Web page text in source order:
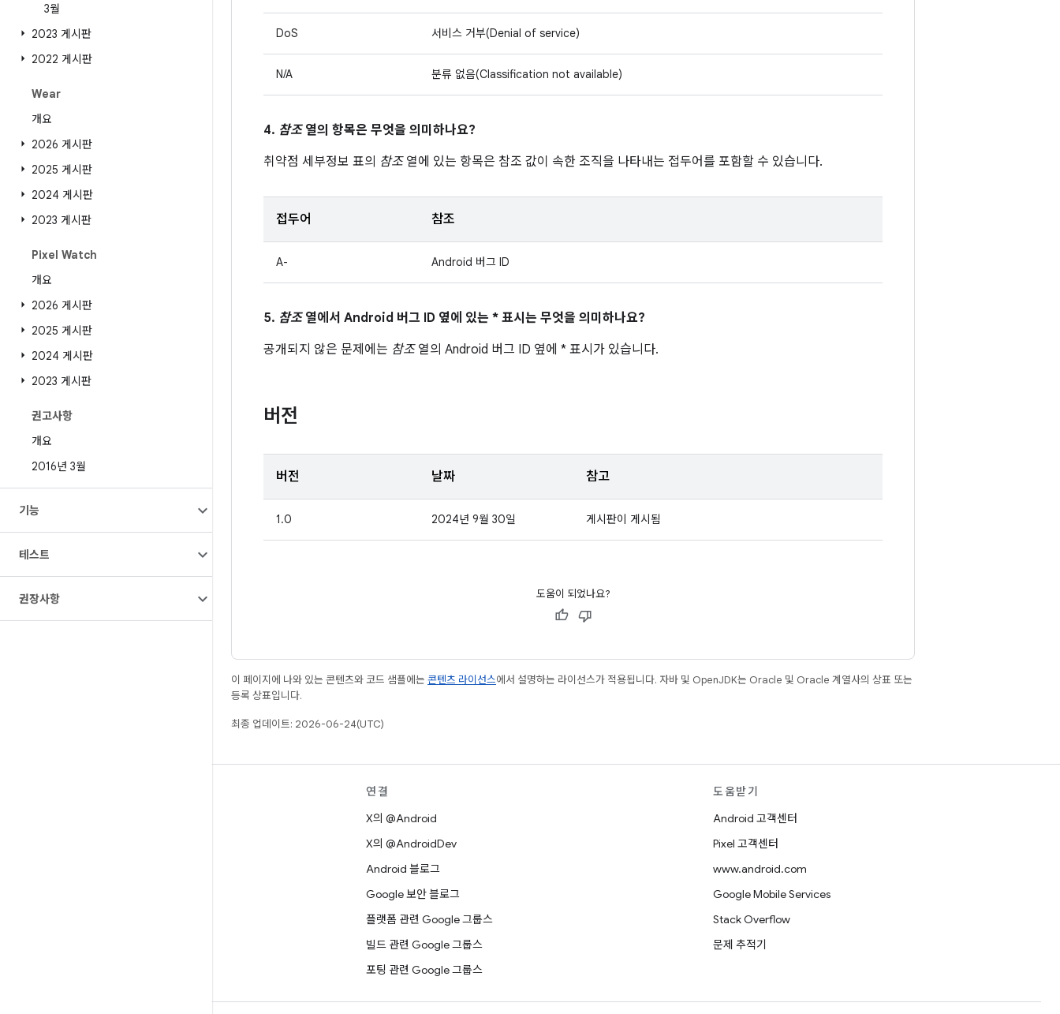
3월
2023 게시판
2022 게시판
Wear
개요
2026 게시판
2025 게시판
2024 게시판
2023 게시판
Pixel Watch
개요
2026 게시판
2025 게시판
2024 게시판
2023 게시판
권고사항
개요
2016년 3월
기능
테스트
권장사항
DoS 서비스 거부(Denial of service)
N/A 분류 없음(Classification not available)
4. 참조열의 항목은 무엇을 의미하나요?
취약점 세부정보 표의 참조열에 있는 항목은 참조 값이 속한 조직을 나타내는 접두어를 포함할 수 있습니다.
접두어 참조
A- Android 버그 ID
5. 참조열에서 Android 버그 ID 옆에 있는 * 표시는 무엇을 의미하나요?
공개되지 않은 문제에는 참조열의 Android 버그 ID 옆에 * 표시가 있습니다.
버전
버전 날짜 참고
1.0 2024년 9월 30일 게시판이 게시됨
도움이 되었나요?
이 페이지에 나와 있는 콘텐츠와 코드 샘플에는 콘텐츠 라이선스에서 설명하는 라이선스가 적용됩니다. 자바 및 OpenJDK는 Oracle 및 Oracle 계열사의 상표 또는
등록 상표입니다.
최종 업데이트: 2026-06-24(UTC)
연결
X의 @Android
X의 @AndroidDev
Android 블로그
Google 보안 블로그
플랫폼 관련 Google 그룹스
빌드 관련 Google 그룹스
포팅 관련 Google 그룹스
도움받기
Android 고객센터
Pixel 고객센터
www.android.com
Google Mobile Services
Stack Overflow
문제 추적기